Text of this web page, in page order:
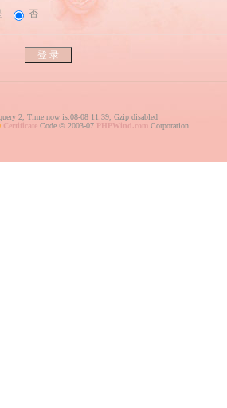
否
2, Time now is:08-08 11:39, Gzip disabled
Certificate Code © 2003-07 PHPWind.com Corporation